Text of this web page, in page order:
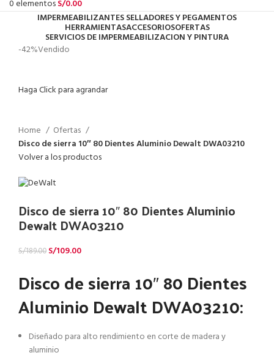
0elementosS/0.00
IMPERMEABILIZANTES SELLADORES Y PEGAMENTOS
HERRAMIENTASACCESORIOSOFERTAS
SERVICIOS DE IMPERMEABILIZACION Y PINTURA
-42%Vendido
Haga Click para agrandar
Home
Ofertas
Disco de sierra 10″ 80 Dientes Aluminio Dewalt DWA03210
Volver a los productos
Disco de sierra 10″ 80 Dientes Aluminio
Dewalt DWA03210
S/189.00 S/109.00
Disco de sierra 10″ 80 Dientes
Aluminio Dewalt DWA03210:
Diseñado para alto rendimiento en corte de madera y
aluminio